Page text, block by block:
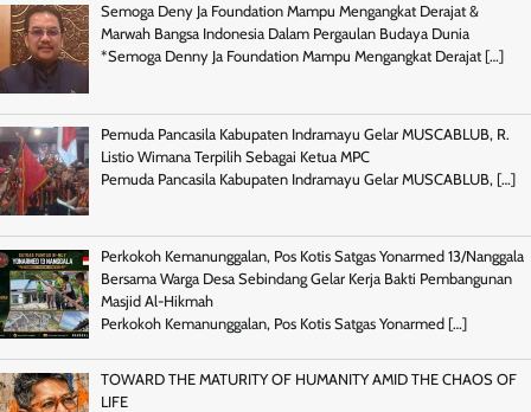
Semoga Deny Ja Foundation Mampu Mengangkat Derajat &
Marwah Bangsa Indonesia Dalam Pergaulan Budaya Dunia
*Semoga Denny Ja Foundation Mampu Mengangkat Derajat […]
Pemuda Pancasila Kabupaten Indramayu Gelar MUSCABLUB, R.
Listio Wimana Terpilih Sebagai Ketua MPC
Pemuda Pancasila Kabupaten Indramayu Gelar MUSCABLUB, […]
Perkokoh Kemanunggalan, Pos Kotis Satgas Yonarmed 13/Nanggala
Bersama Warga Desa Sebindang Gelar Kerja Bakti Pembangunan
Masjid Al-Hikmah
Perkokoh Kemanunggalan, Pos Kotis Satgas Yonarmed […]
TOWARD THE MATURITY OF HUMANITY AMID THE CHAOS OF
LIFE